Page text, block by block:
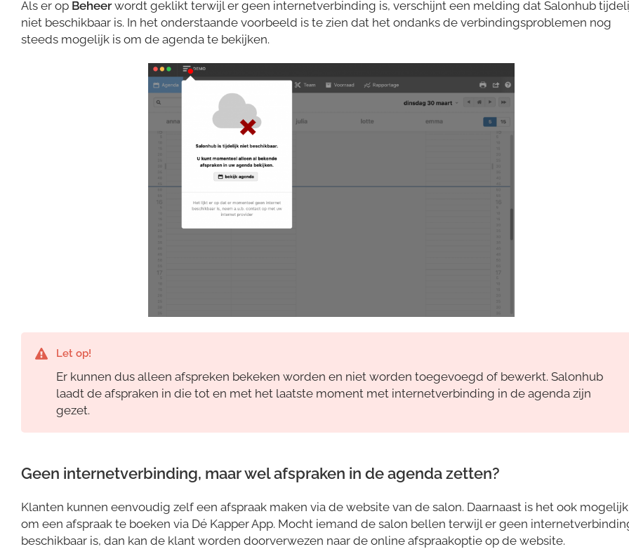
Als er op Beheerwordt geklikt terwijl er geen internetverbinding is, verschijnt een melding dat Salonhub
niet beschikbaar is. In het onderstaande voorbeeld is te zien dat het ondanks de verbindingsproblemen nog
steeds mogelijk is om de agenda te bekijken.
Let op!
Er kunnen dus alleen afspreken bekeken worden en niet worden toegevoegd of bewerkt. Salonhub
laadt de afspraken in die tot en met het laatste moment met internetverbinding in de agenda zijn
gezet.
Geen internetverbinding, maar wel afspraken in de agenda zetten?
Klanten kunnen eenvoudig zelf een afspraak maken via de website van de salon. Daarnaast is het ook mogelijk
om een afspraak te boeken via Dé Kapper App. Mocht iemand de salon bellen terwijl er geen
beschikbaar is, dan kan de klant worden doorverwezen naar de online afspraakoptie op de website.